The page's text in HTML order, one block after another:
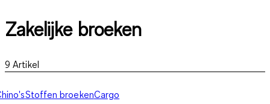
Zakelijke broeken
9 Artikel
Stoffen broekenCargo